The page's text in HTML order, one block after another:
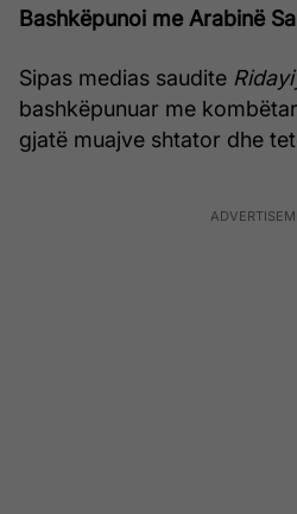
Bashkëpunoi me Arabinë
Sipas medias saudite
bashkëpunuar me
gjatë muajve shtator dhe